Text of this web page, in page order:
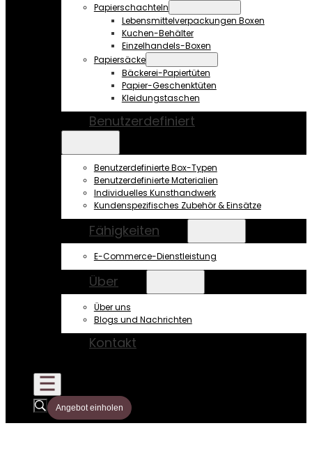
Papierschachteln
Lebensmittelverpackungen Boxen
Kuchen-Behälter
Einzelhandels-Boxen
Papiersäcke
Bäckerei-Papiertüten
Papier-Geschenktüten
Kleidungstaschen
Benutzerdefiniert
Benutzerdefinierte Box-Typen
Benutzerdefinierte Materialien
Individuelles Kunsthandwerk
Kundenspezifisches Zubehör & Einsätze
Fähigkeiten
E-Commerce-Dienstleistung
Über
Über uns
Blogs und Nachrichten
Kontakt
Angebot einholen